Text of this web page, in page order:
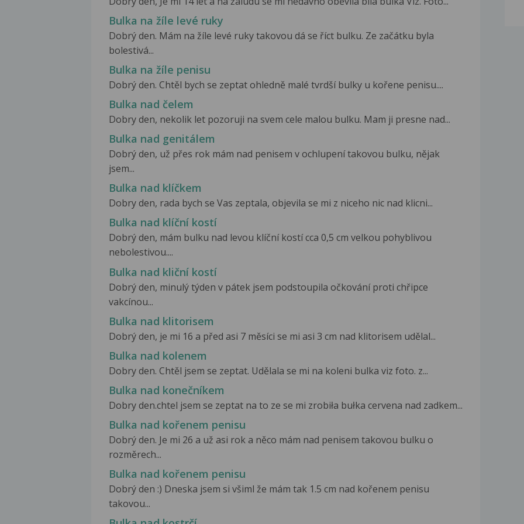
Bulka na žíle levé ruky
Dobrý den. Mám na žíle levé ruky takovou dá se říct bulku. Ze začátku byla
bolestivá...
Bulka na žíle penisu
Dobrý den. Chtěl bych se zeptat ohledně malé tvrdší bulky u kořene penisu....
Bulka nad čelem
Dobry den, nekolik let pozoruji na svem cele malou bulku. Mam ji presne nad...
Bulka nad genitálem
Dobrý den, už přes rok mám nad penisem v ochlupení takovou bulku, nějak
jsem...
Bulka nad klíčkem
Dobry den, rada bych se Vas zeptala, objevila se mi z niceho nic nad klicni...
Bulka nad klíční kostí
Dobrý den, mám bulku nad levou klíční kostí cca 0,5 cm velkou pohyblivou
nebolestivou....
Bulka nad kliční kostí
Dobrý den, minulý týden v pátek jsem podstoupila očkování proti chřipce
vakcínou...
Bulka nad klitorisem
Dobrý den, je mi 16 a před asi 7 měsíci se mi asi 3 cm nad klitorisem udělal...
Bulka nad kolenem
Dobry den. Chtěl jsem se zeptat. Udělala se mi na koleni bulka viz foto. z...
Bulka nad konečníkem
Dobry den.chtel jsem se zeptat na to ze se mi zrobiła bułka cervena nad zadkem...
Bulka nad kořenem penisu
Dobrý den. Je mi 26 a už asi rok a něco mám nad penisem takovou bulku o
rozměrech...
Bulka nad kořenem penisu
Dobrý den :) Dneska jsem si všiml že mám tak 1.5 cm nad kořenem penisu
takovou...